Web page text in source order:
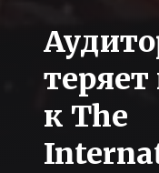
теряет
к The